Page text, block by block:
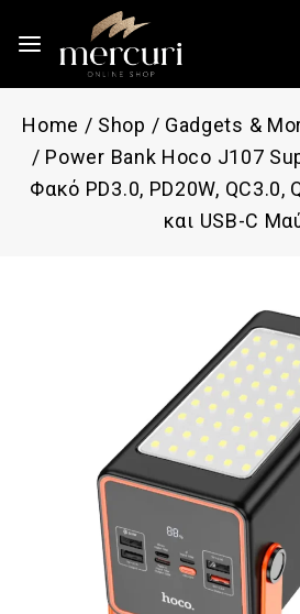
Home / Shop / Gadgets &
/ Power Bank Hoco J107
Φακό PD3.0, PD20W, QC3.0,
και USB-C